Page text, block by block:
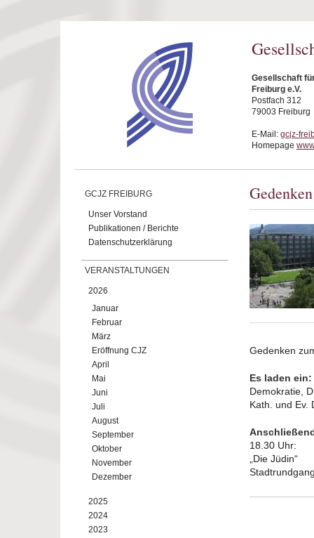
Gesellschaft
Freiburg e.V.
Postfach 312
79003 Freiburg
E-Mail: gcjz-
Homepage
GCJZ FREIBURG
Unser Vorstand
Publikationen / Berichte
Datenschutzerklärung
VERANSTALTUNGEN
2026
Januar
Februar
März
Eröffnung CJZ
April
Mai
Juni
Juli
August
September
Oktober
November
Dezember
2025
2024
2023
Gedenken
Es laden ein:
Demokratie,
Kath. und Ev.
18.30 Uhr:
„Die Jüdin“